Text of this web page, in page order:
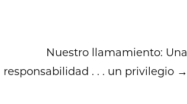
Nuestro llamamiento: Una
responsabilidad . . . un privilegio →